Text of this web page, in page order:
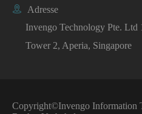

Adresse
Invengo Technology Pte.
Tower 2, Aperia, Singapore
Copyright©Invengo Information